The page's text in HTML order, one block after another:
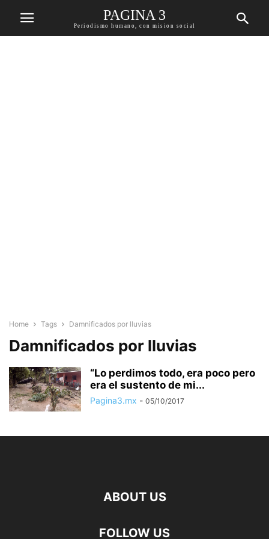
PAGINA 3
Periodismo humano, con mision social
Home Tags Damnificados por lluvias
Damnificados por lluvias
“Lo perdimos todo, era poco pero
era el sustento de mi...
Pagina3.mx - 05/10/2017
ABOUT US
FOLLOW US